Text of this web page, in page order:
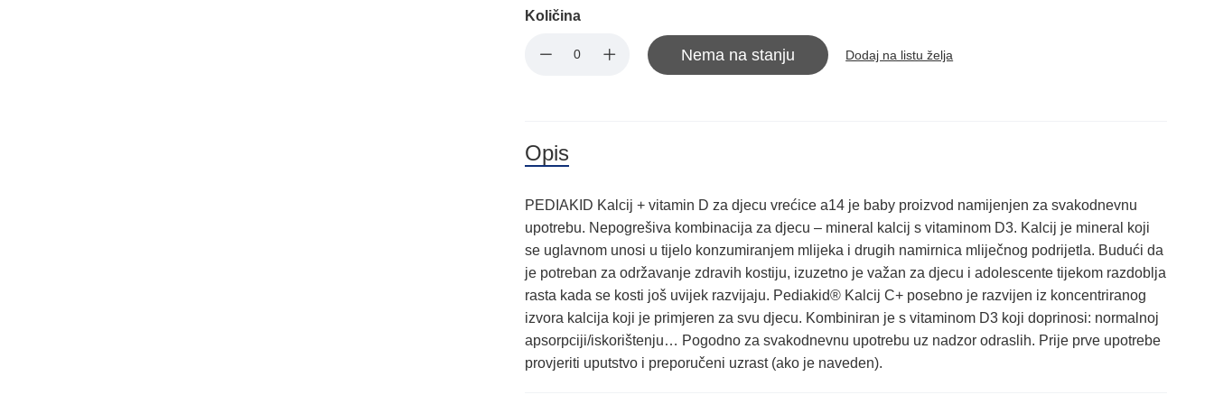
Količina
Nema na stanju Dodaj na listu želja
Opis
PEDIAKID Kalcij + vitamin D za djecu vrećice a14 je baby proizvod namijenjen za svakodnevnu
upotrebu. Nepogrešiva kombinacija za djecu – mineral kalcij s vitaminom D3. Kalcij je mineral koji
se uglavnom unosi u tijelo konzumiranjem mlijeka i drugih namirnica mliječnog podrijetla. Budući da
je potreban za održavanje zdravih kostiju, izuzetno je važan za djecu i adolescente tijekom razdoblja
rasta kada se kosti još uvijek razvijaju. Pediakid® Kalcij C+ posebno je razvijen iz koncentriranog
izvora kalcija koji je primjeren za svu djecu. Kombiniran je s vitaminom D3 koji doprinosi: normalnoj
apsorpciji/iskorištenju… Pogodno za svakodnevnu upotrebu uz nadzor odraslih. Prije prve upotrebe
provjeriti uputstvo i preporučeni uzrast (ako je naveden).